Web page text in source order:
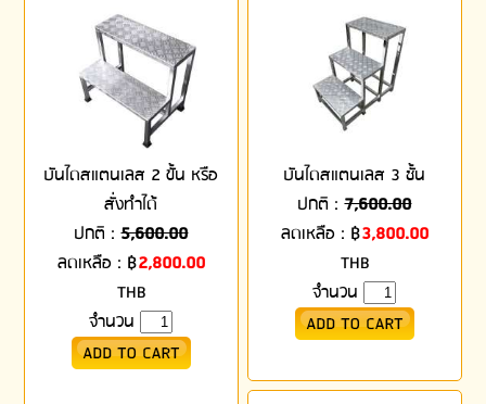
บันไดสแตนเลส 2 ขั้น หรือ
สั่งทำได้
ปกติ :5,600.00
ลดเหลือ : ฿2,800.00
THB
จำนวน
บันไดสแตนเลส 3 ชั้น
ปกติ :7,600.00
ลดเหลือ : ฿3,800.00
THB
จำนวน